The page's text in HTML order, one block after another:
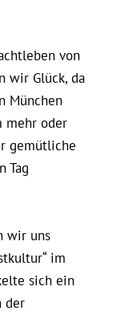
von
wir Glück, da
München
mehr oder
gemütliche
Tag
wir uns
im
sich ein
der